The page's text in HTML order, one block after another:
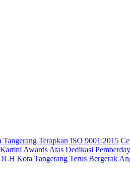
Terapkan ISO 9001:2015
Awards Atas Dedikasi
Kota Tangerang Terus Bergerak